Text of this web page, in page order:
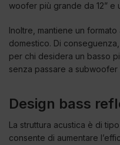
woofer più grande da 12” e
Inoltre, mantiene un
domestico. Di
per chi desidera un basso
senza passare a subwoofer
Design bass
La struttura acustica è di tipo
consente di aumentare